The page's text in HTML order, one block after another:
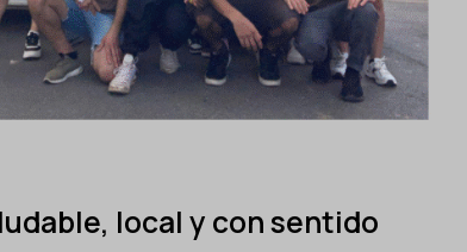
local y con sentido